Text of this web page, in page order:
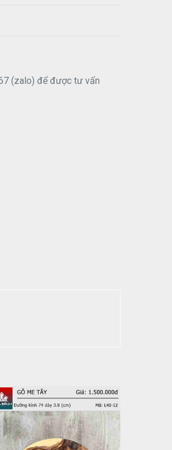
(zalo) để được tư vấn